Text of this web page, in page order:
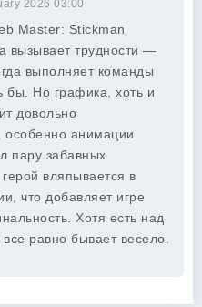
2026 03:00
Master: Stickman
вызывает трудности —
выполняет команды
бы. Но графика, хоть и
довольно
особенно анимации
пару забавных
вляпывается в
что добавляет игре
Хотя есть над
равно бывает весело.